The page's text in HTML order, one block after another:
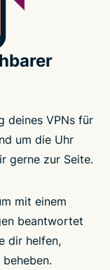
deines VPNs für
um die Uhr
gerne zur Seite.
mit einem
beantwortet
dir helfen,